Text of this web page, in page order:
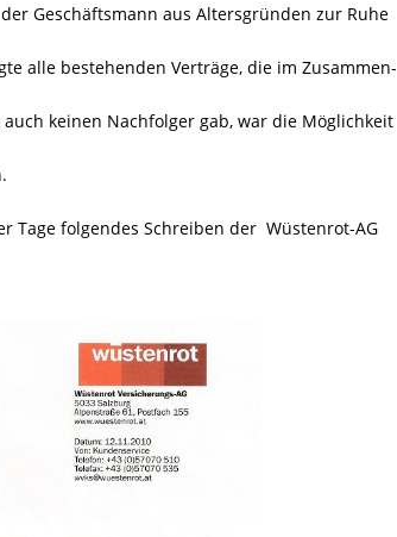
Geschäftsmann aus Altersgründen zur Ruhe
alle bestehenden Verträge, die im Zusammen-
keinen Nachfolger gab, war die Möglichkeit
Tage folgendes Schreiben der Wüstenrot-AG